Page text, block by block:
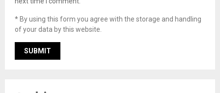
* By using this form you agree with the storage and handling
of your data by this website.